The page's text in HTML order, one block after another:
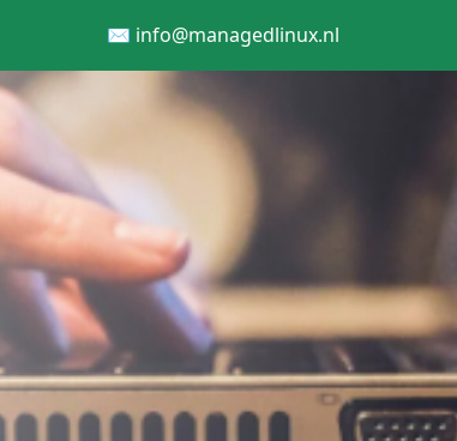
✉️ info@managedlinux.nl